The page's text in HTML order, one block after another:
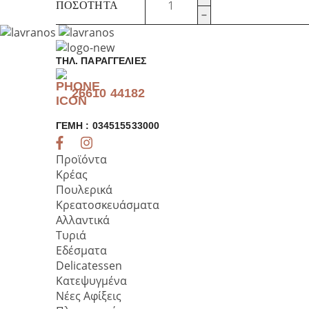
ΠΟΣΌΤΗΤΑ
ψιλή
Λήμνου
ποσότητα
ΤΗΛ. ΠΑΡΑΓΓΕΛΊΕΣ
26610 44182
ΓΕΜΗ : 034515533000
Προϊόντα
Κρέας
Πουλερικά
Κρεατοσκευάσματα
Αλλαντικά
Τυριά
Εδέσματα
Delicatessen
Κατεψυγμένα
Νέες Αφίξεις